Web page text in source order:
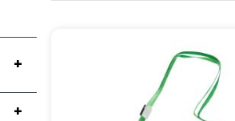
+
+